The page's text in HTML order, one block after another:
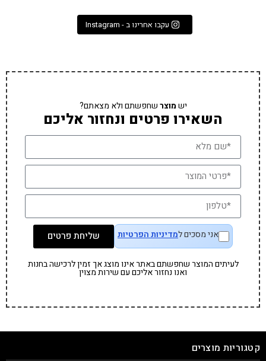
עקבו אחרינו ב - Instagram
ישמוצרשחפשתם ולא מצאתם?
השאירו פרטים ונחזור אליכם
אני מסכים למדיניות הפרטיות שליחת פרטים
לעיתים המוצר שחפשתם באתר אינו מוצג אך זמין לרכישה בחנות
ואנו נחזור אליכם עם שירות מצוין
קטגוריות מוצרים